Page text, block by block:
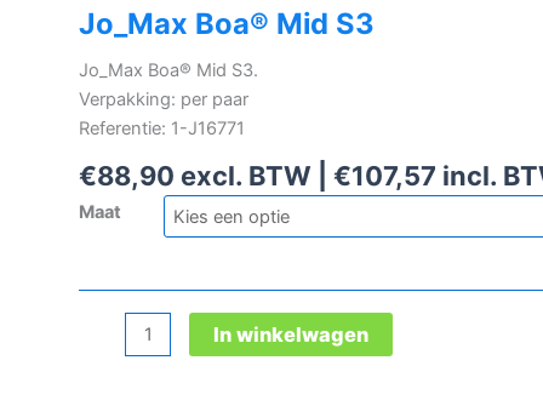
Jo_Max Boa® Mid S3
Jo_Max Boa® Mid S3.
Verpakking: per paar
Referentie: 1-J16771
€88,90 excl. BTW | €107,57 incl.
Maat
In winkelwagen